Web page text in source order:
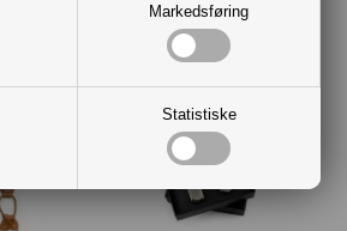
Markedsføring
Statistiske